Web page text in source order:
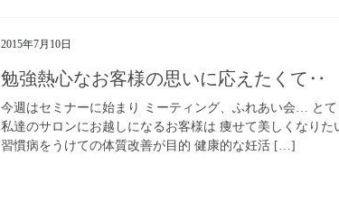
2015年7月10日
勉強熱心なお客様の思いに応えたくて‥
今週はセミナーに始まり ミーティング、ふれあい会… と
私達のサロンにお越しになるお客様は 痩せて美しくなり
習慣病をうけての体質改善が目的 健康的な妊活 […]